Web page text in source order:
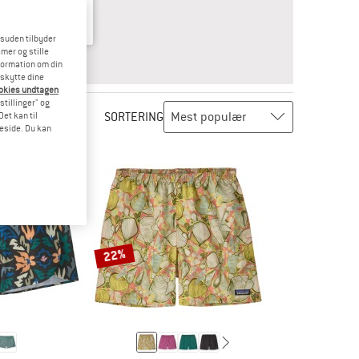
SORTERING
22%
tilbyder
og stille
om din
dine
undtagen
og
kan til
Du kan